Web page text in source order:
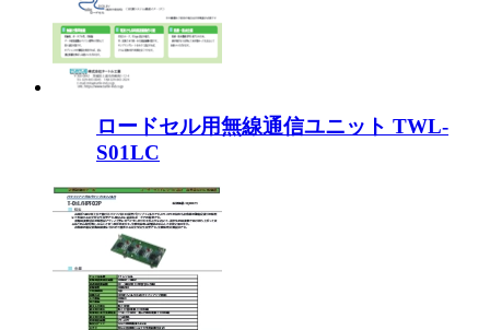
ロードセル用無線通信ユニット TWL-
S01LC